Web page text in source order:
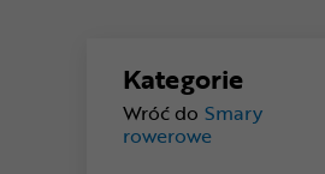
Kategorie
Wróć do Smary
rowerowe